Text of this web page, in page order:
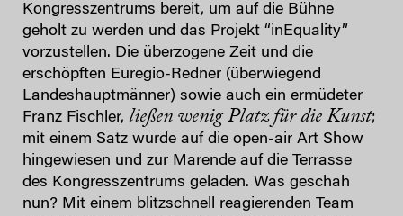
Kongresszentrums bereit, um auf die Bühne
geholt zu werden und das Projekt “inEquality”
vorzustellen. Die überzogene Zeit und die
erschöpften Euregio-Redner (überwiegend
Landeshauptmänner) sowie auch ein ermüdeter
Franz Fischler, ließen wenig Platz für die Kunst;
mit einem Satz wurde auf die open-air Art Show
hingewiesen und zur Marende auf die Terrasse
des Kongresszentrums geladen. Was geschah
nun? Mit einem blitzschnell reagierenden Team